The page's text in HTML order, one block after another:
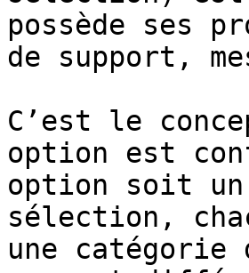
possède ses
de support,
C’est le
option est
option soit un
sélection,
une catégorie